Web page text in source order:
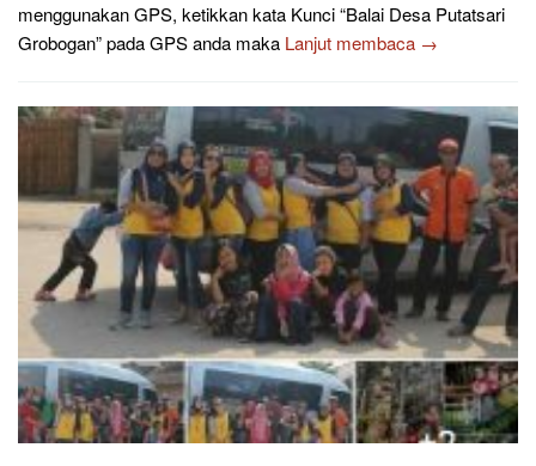
menggunakan GPS, ketikkan kata Kunci “Balai Desa Putatsari
Grobogan” pada GPS anda maka Lanjut membaca →